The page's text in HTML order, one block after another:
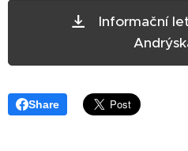
Informační
Share